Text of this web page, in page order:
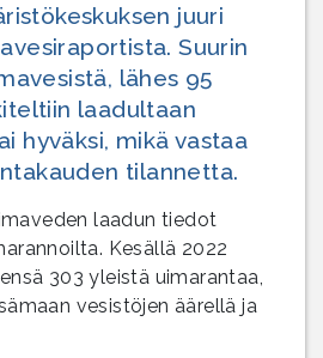
juuri
Suurin
lähes 95
laadultaan
hyväksi, mikä vastaa
tilannetta.
laadun tiedot
Kesällä 2022
303 yleistä uimarantaa,
vesistöjen äärellä ja